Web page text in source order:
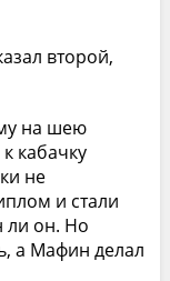
второй,
на шею
кабачку
не
и стали
ли он. Но
а Мафин делал